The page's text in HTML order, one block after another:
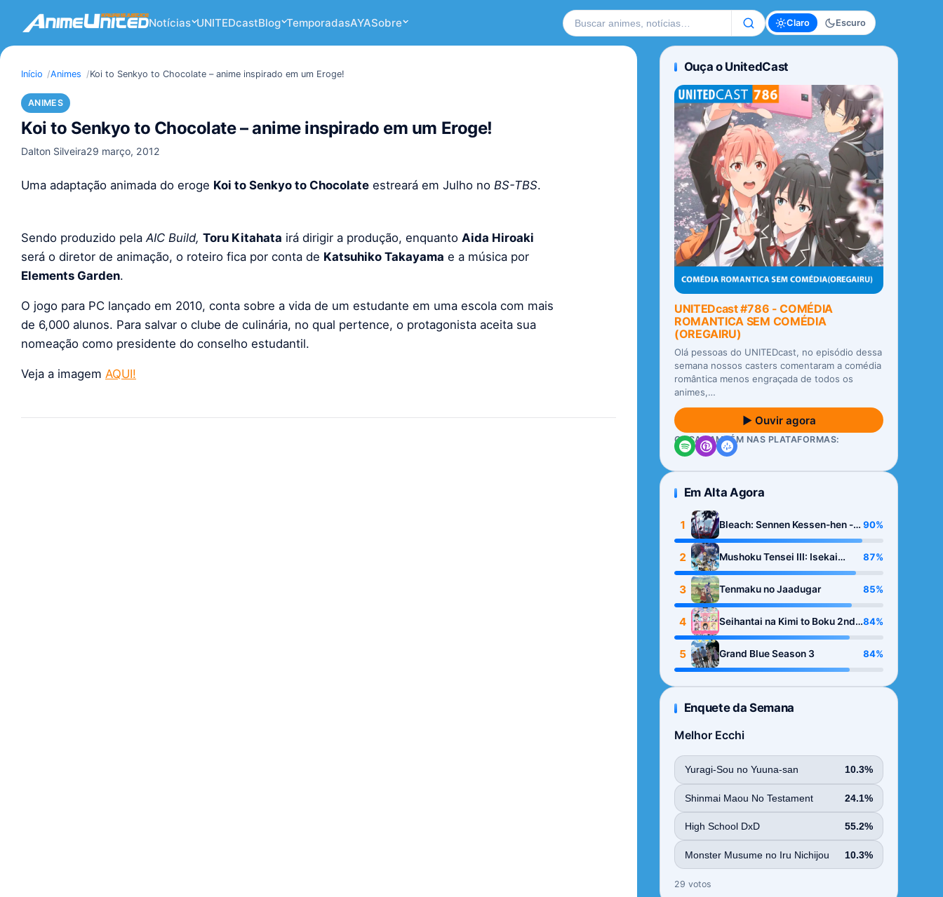
Notícias UNITEDcastBlog TemporadasAYASobre Buscar no site Claro Escuro
Início Animes Koi to Senkyo to Chocolate – anime inspirado em um Eroge!
ANIMES
Koi to Senkyo to Chocolate – anime inspirado em um Eroge!
Dalton Silveira29 março, 2012
Uma adaptação animada do eroge Koi to Senkyo to Chocolate estreará em Julho no BS-TBS.
Sendo produzido pela AIC Build, Toru Kitahata irá dirigir a produção, enquanto Aida Hiroaki
será o diretor de animação, o roteiro fica por conta de Katsuhiko Takayama e a música por
Elements Garden.
O jogo para PC lançado em 2010, conta sobre a vida de um estudante em uma escola com mais
de 6,000 alunos. Para salvar o clube de culinária, no qual pertence, o protagonista aceita sua
nomeação como presidente do conselho estudantil.
Veja a imagem AQUI!
Ouça o UnitedCast
UNITEDcast #786 - COMÉDIA
ROMANTICA SEM COMÉDIA
(OREGAIRU)
Olá pessoas do UNITEDcast, no episódio dessa
semana nossos casters comentaram a comédia
romântica menos engraçada de todos os
animes,…
▶ Ouvir agora
OUÇA TAMBÉM NAS PLATAFORMAS:
Em Alta Agora
1
Bleach: Sennen Kessen-hen -
Kashin-tan
90%
2
Mushoku Tensei III: Isekai
Ittara Honki Dasu
87%
3 Tenmaku no Jaadugar 85%
4
Seihantai na Kimi to Boku 2nd
Season
84%
5 Grand Blue Season 3 84%
Enquete da Semana
Melhor Ecchi
Yuragi-Sou no Yuuna-san 10.3%
Shinmai Maou No Testament 24.1%
High School DxD 55.2%
Monster Musume no Iru Nichijou 10.3%
29 votos